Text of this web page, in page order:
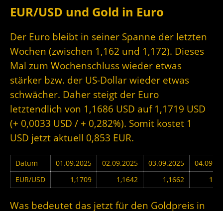
EUR/USD und Gold in Euro
Der Euro bleibt in seiner Spanne der letzten
Wochen (zwischen 1,162 und 1,172). Dieses
Mal zum Wochenschluss wieder etwas
stärker bzw. der US-Dollar wieder etwas
schwächer. Daher steigt der Euro
letztendlich von 1,1686 USD auf 1,1719 USD
(+ 0,0033 USD / + 0,282%). Somit kostet 1
USD jetzt aktuell 0,853 EUR.
Datum 01.09.2025 02.09.2025 03.09.2025
EUR/USD
1,1709 1,1642 1,1662
Was bedeutet das jetzt für den Goldpreis in